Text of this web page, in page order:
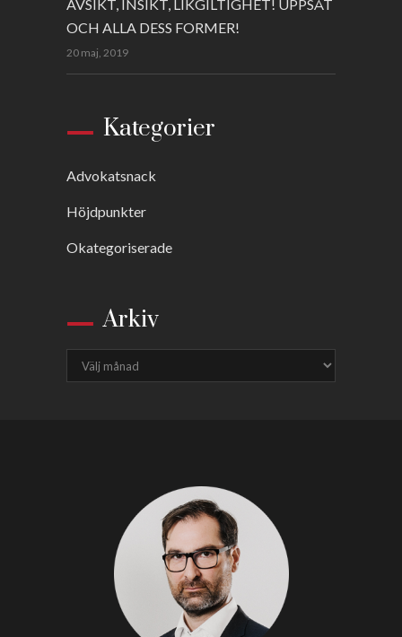
AVSIKT, INSIKT, LIKGILTIGHET! UPPSÅT
OCH ALLA DESS FORMER!
20 maj, 2019
Kategorier
Advokatsnack
Höjdpunkter
Okategoriserade
Arkiv